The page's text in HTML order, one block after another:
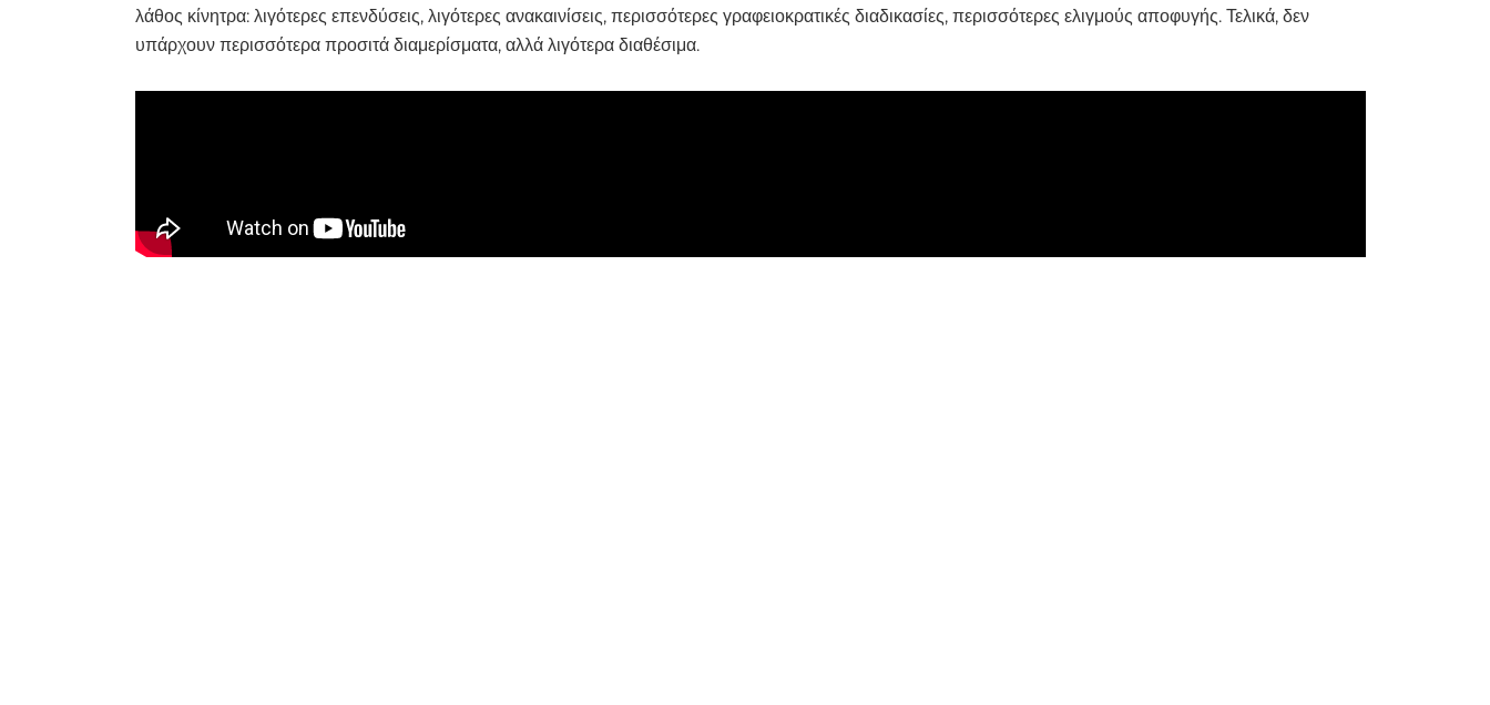
λάθος κίνητρα: λιγότερες επενδύσεις, λιγότερες ανακαινίσεις, περισσότερες γραφειοκρατικές διαδικασίες, περισσότερες ελιγμούς αποφυγής. Τελικά, δεν
υπάρχουν περισσότερα προσιτά διαμερίσματα, αλλά λιγότερα διαθέσιμα.